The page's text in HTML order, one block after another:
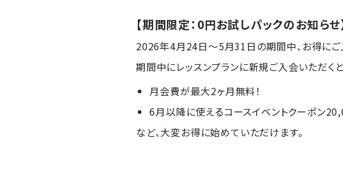
【期間限定：0円お試しパックのお知らせ
2026年4月24日〜5月31日の期間中、お得に
期間中にレッスンプランに新規ご入会いただくと
月会費が最大2ヶ月無料！
6月以降に使えるコースイベントクーポン
など、大変お得に始めていただけます。